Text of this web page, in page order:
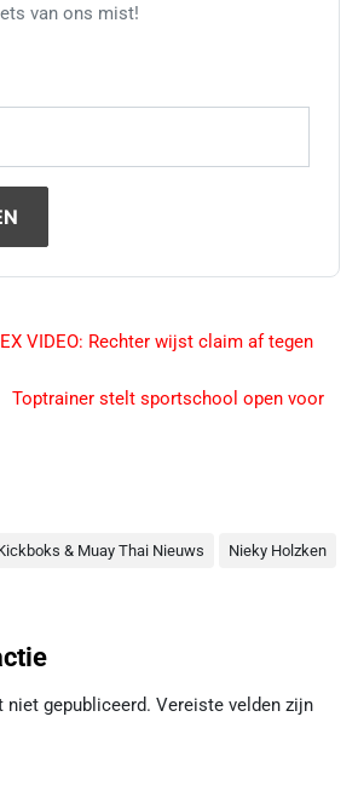
van ons mist!
VIDEO: Rechter wijst claim af tegen
Toptrainer stelt sportschool open voor
& Muay Thai Nieuws Nieky Holzken
niet gepubliceerd. Vereiste velden zijn